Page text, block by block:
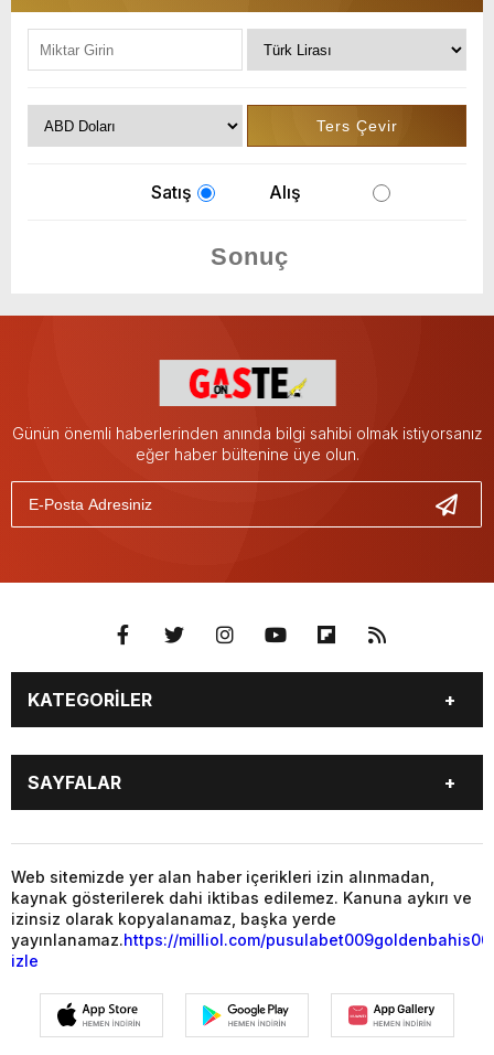
Satış Alış
Günün önemli haberlerinden anında bilgi sahibi olmak istiyorsanız
eğer haber bültenine üye olun.
KATEGORİLER
YAŞAM
SİYASET
GAZETE OKU
PUAN DURUMU
TÜM MANŞET HABERLERİ
SAYFALAR
MAGAZİN
YAŞAM
SİYASET
EKONOMİ
Web sitemizde yer alan haber içerikleri izin alınmadan,
kaynak gösterilerek dahi iktibas edilemez. Kanuna aykırı ve
izinsiz olarak kopyalanamaz, başka yerde
yayınlanamaz.https://milliol.com/pusulabet009
izle